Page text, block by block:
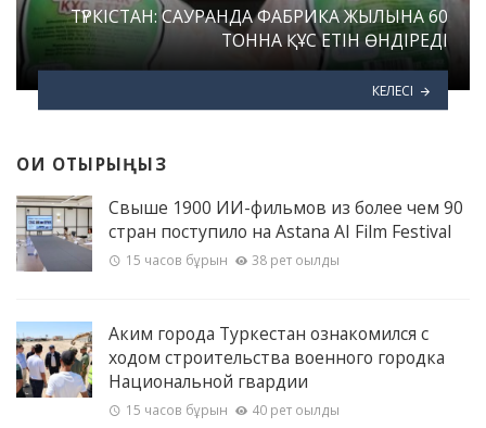
ТҮРКІСТАН: САУРАНДА ФАБРИКА ЖЫЛЫНА 60
ТОННА ҚҰС ЕТІН ӨНДІРЕДІ
КЕЛЕСІ
ОҚИ ОТЫРЫҢЫЗ
Свыше 1900 ИИ-фильмов из более чем 90
стран поступило на Astana AI Film Festival
15 часов бұрын 38 рет оқылды
Аким города Туркестан ознакомился с
ходом строительства военного городка
Национальной гвардии
15 часов бұрын 40 рет оқылды